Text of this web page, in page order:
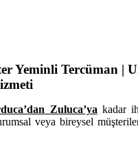
Yeminli Tercüman |
Zuluca’ya kadar
veya bireysel